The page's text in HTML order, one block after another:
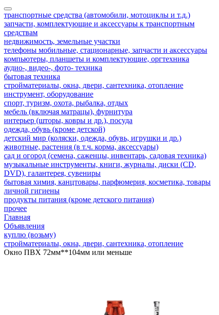
транспортные средства (автомобили, мотоциклы и т.д.)
запчасти, комплектующие и аксессуары к транспортным
средствам
недвижимость, земельные участки
телефоны мобильные, стационарные, запчасти и аксессуары
компьютеры, планшеты и комплектующие, оргтехника
аудио-, видео-, фото- техника
бытовая техника
стройматериалы, окна, двери, сантехника, отопление
инструмент, оборудование
спорт, туризм, охота, рыбалка, отдых
мебель (включая матрацы), фурнитура
интерьер (шторы, ковры и др.), посуда
одежда, обувь (кроме детской)
детский мир (коляски, одежда, обувь, игрушки и др.)
животные, растения (в т.ч. корма, аксессуары)
сад и огород (семена, саженцы, инвентарь, садовая техника)
музыкальные инструменты, книги, журналы, диски (CD,
DVD), галантерея, сувениры
бытовая химия, канцтовары, парфюмерия, косметика, товары
личной гигиены
продукты питания (кроме детского питания)
прочее
Главная
Объявления
куплю (возьму)
стройматериалы, окна, двери, сантехника, отопление
Окно ПВХ 72мм**104мм или меньше